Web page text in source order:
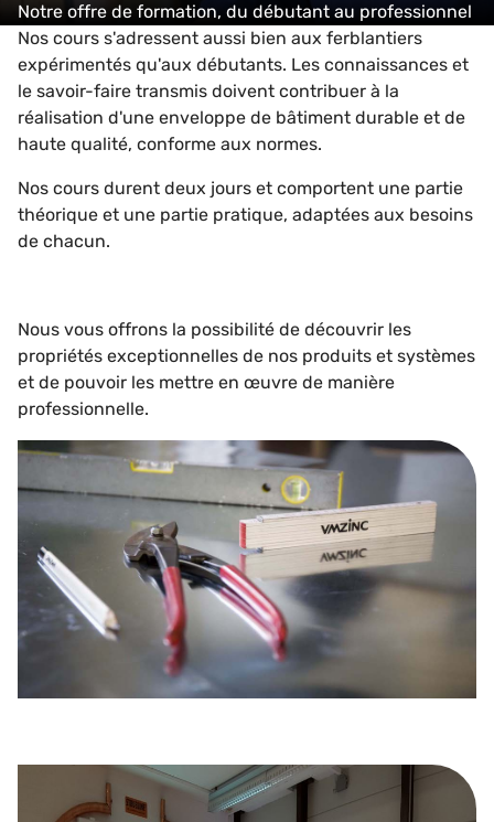
Notre offre de formation, du débutant au professionnel
Nos cours s'adressent aussi bien aux ferblantiers
expérimentés qu'aux débutants. Les connaissances et
le savoir-faire transmis doivent contribuer à la
réalisation d'une enveloppe de bâtiment durable et de
haute qualité, conforme aux normes.
Nos cours durent deux jours et comportent une partie
théorique et une partie pratique, adaptées aux besoins
de chacun.
Nous vous offrons la possibilité de découvrir les
propriétés exceptionnelles de nos produits et systèmes
et de pouvoir les mettre en œuvre de manière
professionnelle.